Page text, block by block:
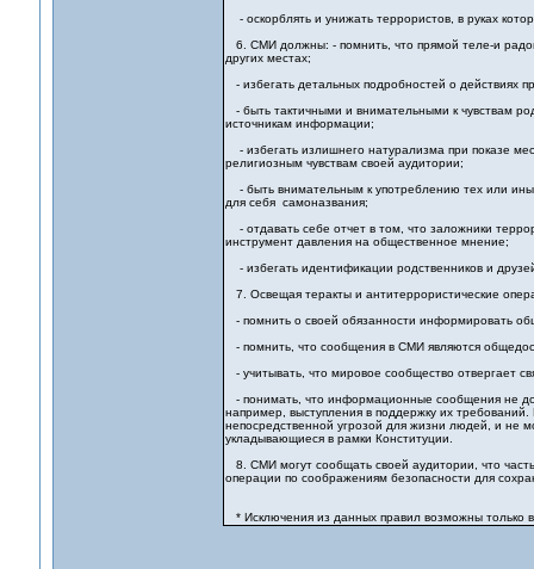
- оскорблять и унижать террористов, в руках
6. СМИ должны: - помнить, что прямой теле-и
других местах;
- избегать детальных подробностей о действиях
- быть тактичными и внимательными к чувствам
источникам информации;
- избегать излишнего натурализма при показе
религиозным чувствам своей аудитории;
- быть внимательным к употреблению тех или
для себя самоназвания;
- отдавать себе отчет в том, что заложники
инструмент давления на общественное мнение;
- избегать идентификации родственников и
7. Освещая теракты и антитеррористические
- помнить о своей обязанности информировать
- помнить, что сообщения в СМИ являются
- учитывать, что мировое сообщество отвергает
- понимать, что информационные сообщения не
например, выступления в поддержку их
непосредственной угрозой для жизни людей, и не
укладывающиеся в рамки Конституции.
8. СМИ могут сообщать своей аудитории, что
операции по соображениям безопасности для
* Исключения из данных правил возможны